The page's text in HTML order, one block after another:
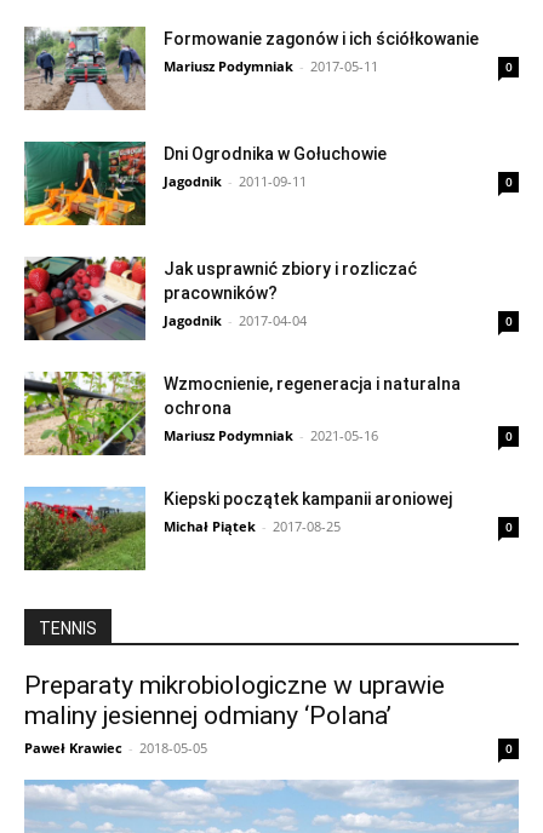
Formowanie zagonów i ich ściółkowanie
Mariusz Podymniak - 2017-05-11 0
Dni Ogrodnika w Gołuchowie
Jagodnik - 2011-09-11 0
Jak usprawnić zbiory i rozliczać
pracowników?
Jagodnik - 2017-04-04 0
Wzmocnienie, regeneracja i naturalna
ochrona
Mariusz Podymniak - 2021-05-16 0
Kiepski początek kampanii aroniowej
Michał Piątek - 2017-08-25 0
TENNIS
Preparaty mikrobiologiczne w uprawie
maliny jesiennej odmiany ‘Polana’
Paweł Krawiec - 2018-05-05 0